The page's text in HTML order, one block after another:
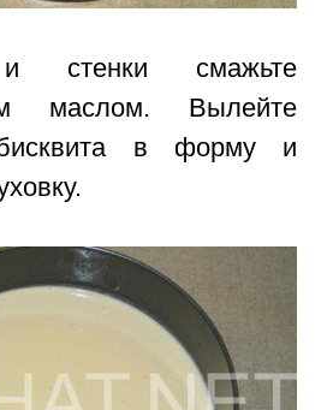
смажьте
маслом. Вылейте
в форму и